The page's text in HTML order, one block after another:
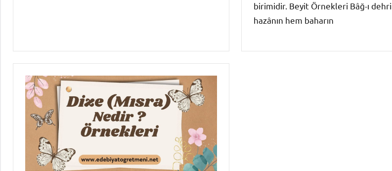
Şiir
Bilgisi
birimidir. Beyit Örnekleri Bâğ-ı
hazânın hem baharın